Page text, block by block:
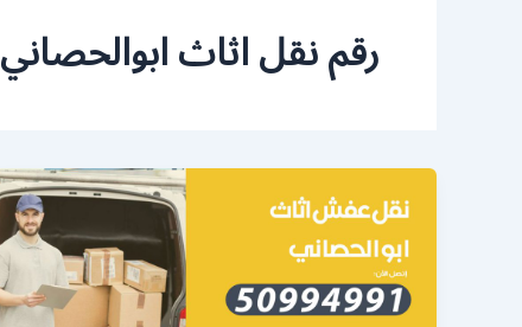
رقم نقل اثاث ابوالحصاني